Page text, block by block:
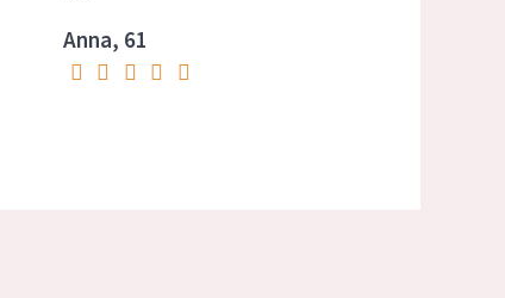
Anna, 61